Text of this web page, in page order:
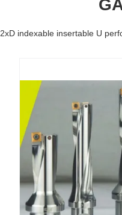
2xD indexable insertable U